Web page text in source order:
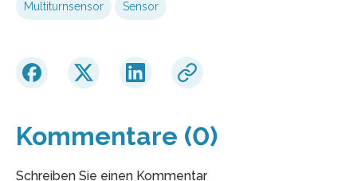
Multiturnsensor Sensor
Kommentare (0)
Schreiben Sie einen Kommentar